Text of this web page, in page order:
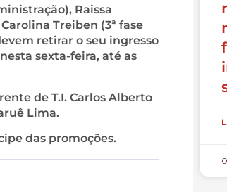
Raissa
Treiben (3ª fase
retirar o seu ingresso
sexta-feira, até as
de T.I. Carlos Alberto
Lima.
das promoções.